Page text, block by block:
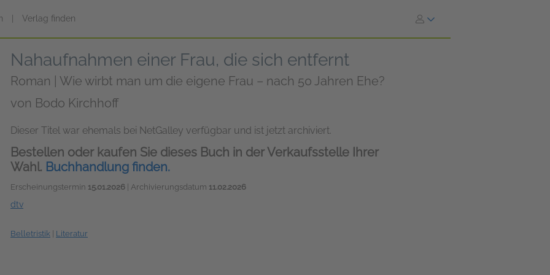
Verlag finden
Nahaufnahmen einer Frau, die sich entfernt
Roman | Wie wirbt man um die eigene Frau – nach 50 Jahren Ehe?
von Bodo Kirchhoff
Dieser Titel war ehemals bei NetGalley verfügbar und ist jetzt archiviert.
Bestellen oder kaufen Sie dieses Buch in der Verkaufsstelle Ihrer
Wahl. Buchhandlung finden.
Erscheinungstermin 15.01.2026 | Archivierungsdatum 11.02.2026
dtv
Belletristik Literatur